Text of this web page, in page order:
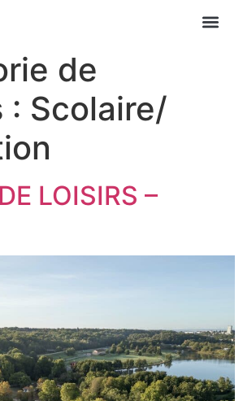
de
: Scolaire/
LOISIRS –